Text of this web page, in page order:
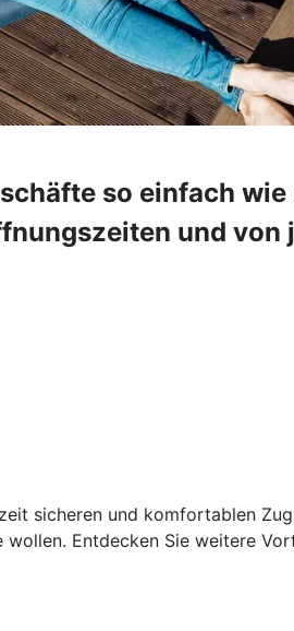
so einfach
und
sicheren und komfortablen
Entdecken Sie weitere